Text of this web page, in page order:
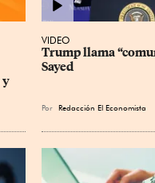
y
VIDEO
Trump llama
Sayed
Por Redacción El Economista